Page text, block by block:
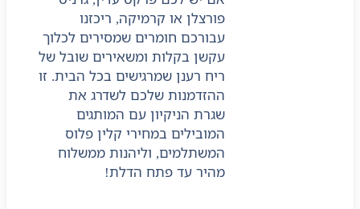
פורצלן או קרמיקה, ריכזנו
עבורכם חומרים שמסירים לכלוך
עקשן בקלות ומשאירים שובל של
ריח רענן שמרגישים בכל הבית. זו
ההזדמנות שלכם לשדרג את
שגרת הניקיון עם המותגים
המובילים במחירי קלין פלוס
המשתלמים, וליהנות ממשלוח
מהיר עד פתח הדלת!